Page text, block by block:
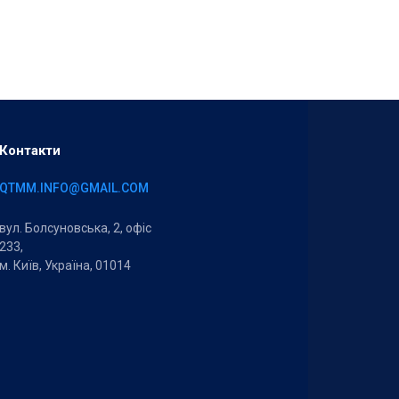
Контакти
QTMM.INFO@GMAIL.COM
вул. Болсуновська, 2, офіс
233,
м. Київ, Україна, 01014